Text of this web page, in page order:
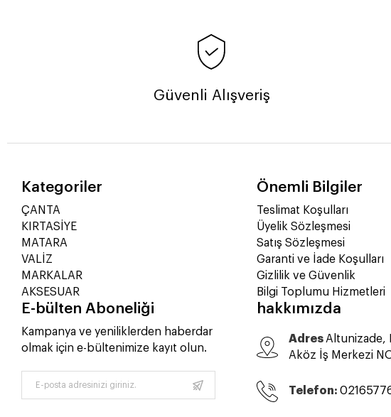
Güvenli Alışveriş
Kategoriler
ÇANTA
KIRTASİYE
MATARA
VALİZ
MARKALAR
AKSESUAR
Önemli Bilgiler
Teslimat Koşulları
Üyelik Sözleşmesi
Satış Sözleşmesi
Garanti ve İade Koşulları
Gizlilik ve Güvenlik
Bilgi Toplumu Hizmetleri
E-bülten Aboneliği
Kampanya ve yeniliklerden haberdar
olmak için e-bültenimize kayıt olun.
hakkımızda
Adres Altunizade,
Aköz İş Merkezi
Telefon: